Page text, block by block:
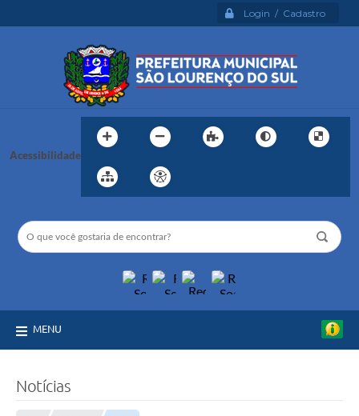
Login / Cadastro
Acessibilidade
MENU
Notícias